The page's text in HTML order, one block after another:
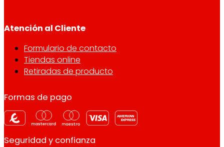
Atención al Cliente
Formulario de contacto
Tiendas online
Retiradas de producto
Formas de pago
Seguridad y confianza